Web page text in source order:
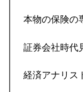
本物の保険の
証券会社時代
経済アナリス